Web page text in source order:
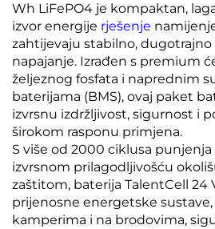
Wh LiFePO4 je kompaktan,
izvor energije rješenje
zahtijevaju stabilno,
napajanje. Izrađen s premium
željeznog fosfata i naprednim
baterijama (BMS), ovaj paket
izvrsnu izdržljivost, sigurnost i
širokom rasponu primjena.
S više od 2000 ciklusa punjenja
izvrsnom prilagodljivošću
zaštitom, baterija TalentCell 24
prijenosne energetske
kamperima i na brodovima,